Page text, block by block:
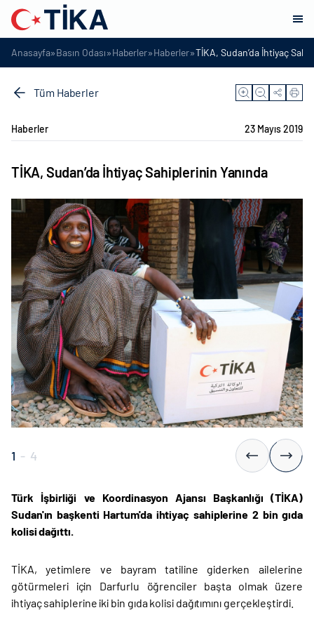
Anasayfa»Basın Odası»Haberler»Haberler»TİKA, Sudan’da İhtiyaç
Tüm Haberler
Haberler 23 Mayıs 2019
TİKA, Sudan’da İhtiyaç Sahiplerinin Yanında
1 - 4
Türk İşbirliği ve Koordinasyon Ajansı Başkanlığı(TİKA)
Sudan'ın başkenti Hartum'da ihtiyaç sahiplerine 2 bin gıda
kolisidağıttı.
TİKA, yetimlere ve bayram tatiline giderken ailelerine
götürmeleri için Darfurlu öğrenciler başta olmak üzere
ihtiyaç sahiplerine iki bin gıda kolisi dağıtımını gerçekleştirdi.